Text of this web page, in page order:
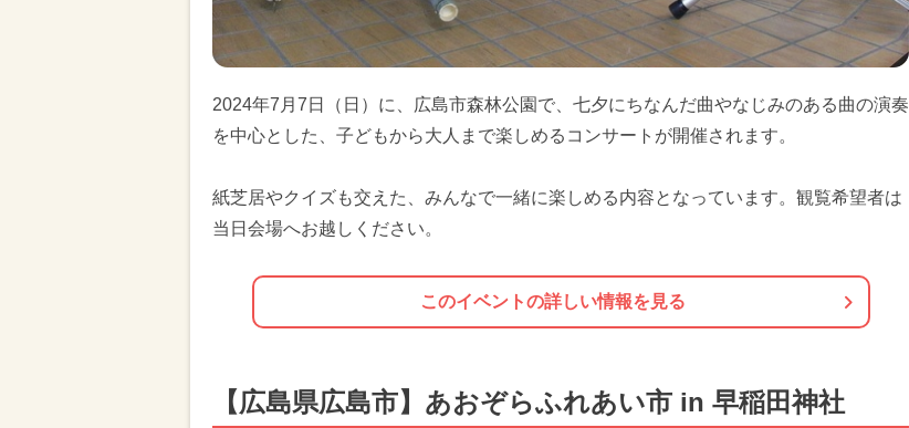
2024年7月7日（日）に、広島市森林公園で、七夕にちなんだ曲やなじみのある曲の演奏
を中心とした、子どもから大人まで楽しめるコンサートが開催されます。
紙芝居やクイズも交えた、みんなで一緒に楽しめる内容となっています。観覧希望者は
当日会場へお越しください。
このイベントの詳しい情報を見る
【広島県広島市】あおぞらふれあい市 in 早稲田神社